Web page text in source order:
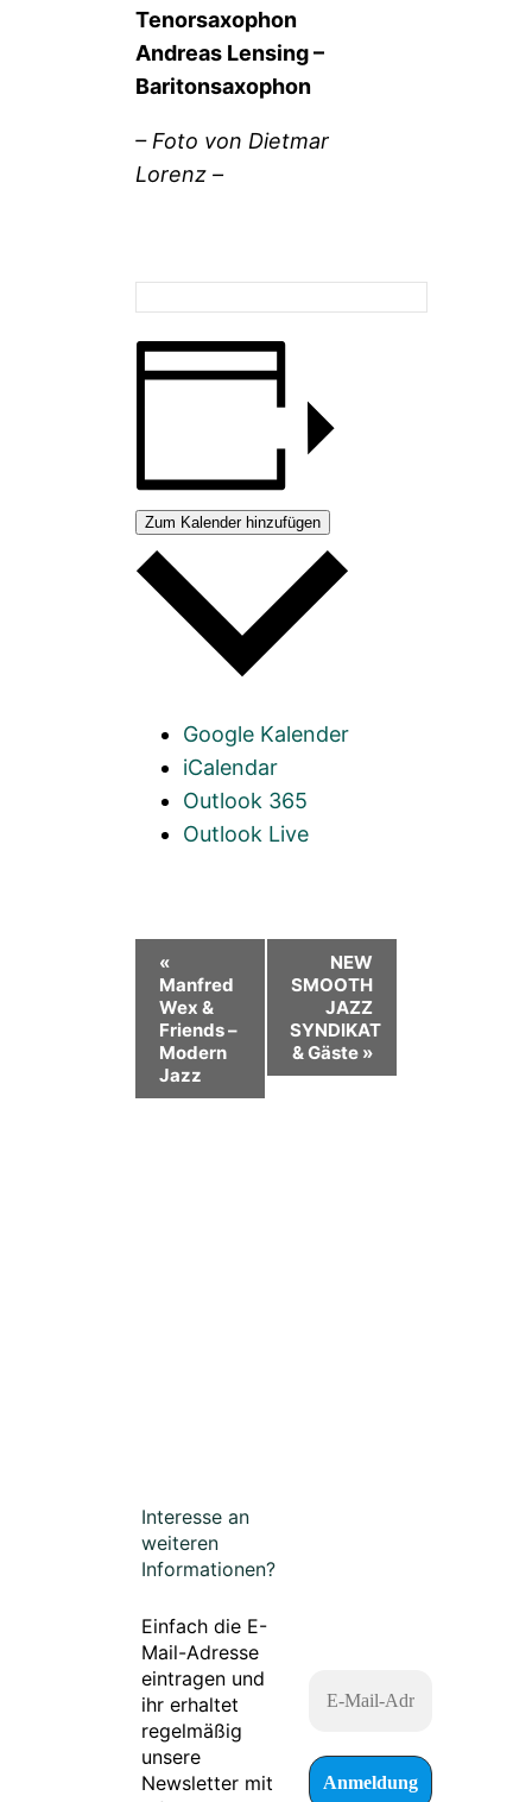
Tenorsaxophon
Andreas Lensing –
Baritonsaxophon
– Foto von Dietmar
Lorenz –
Zum Kalender hinzufügen
Google Kalender
iCalendar
Outlook 365
Outlook Live
Veranstaltung-
Navigation
«
Manfred
Wex &
Friends –
Modern
Jazz
NEW
SMOOTH
JAZZ
SYNDIKAT
& Gäste »
Interesse an
weiteren
Informationen?
Einfach die E-
Mail-Adresse
eintragen und
ihr erhaltet
regelmäßig
unsere
Newsletter mit